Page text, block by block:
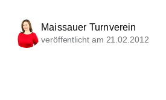
Maissauer Turnverein
veröffentlicht am 21.02.2012